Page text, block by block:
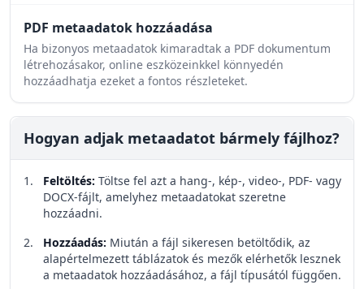
PDF metaadatok hozzáadása
Ha bizonyos metaadatok kimaradtak a PDF dokumentum
létrehozásakor, online eszközeinkkel könnyedén
hozzáadhatja ezeket a fontos részleteket.
Hogyan adjak metaadatot bármely fájlhoz?
Feltöltés: Töltse fel azt a hang-, kép-, video-, PDF- vagy
DOCX-fájlt, amelyhez metaadatokat szeretne
hozzáadni.
Hozzáadás: Miután a fájl sikeresen betöltődik, az
alapértelmezett táblázatok és mezők elérhetők lesznek
a metaadatok hozzáadásához, a fájl típusától függően.